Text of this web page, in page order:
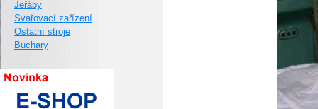
Jeřáby
Svařovací zařízení
Ostatní stroje
Buchary